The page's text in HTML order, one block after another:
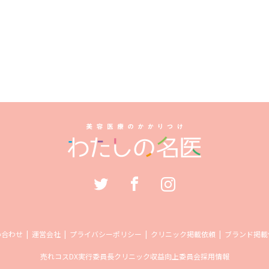
わせ 運営会社 プライバシーポリシー クリニック掲載依頼 ブランド掲
売れコスDX実行委員長クリニック収益向上委員会採用情報